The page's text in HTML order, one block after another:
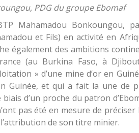
PDG du groupe Ebomaf
Mahamadou Bonkoungou,
et Fils) en activité en
également des ambitions
(au Burkina Faso, à
» d’une mine d’or en
Guinée, et qui a fait la une de
d’un proche du patron
pas été en mesure de
de son titre minier.